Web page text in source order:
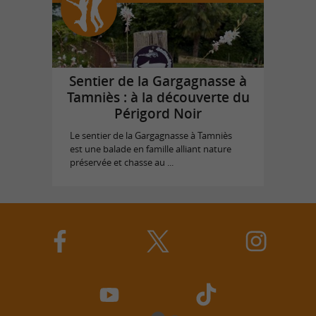
Sentier de la Gargagnasse à
Tamniès : à la découverte du
Périgord Noir
Le sentier de la Gargagnasse à Tamniès
est une balade en famille alliant nature
préservée et chasse au ...